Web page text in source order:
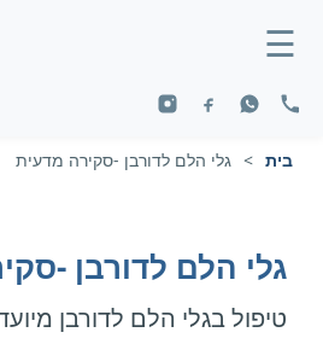
☰
בית > גלי הלם לדורבן -סקירה מדעית
גלי הלם לדורבן -
טיפול בגלי הלם לדורבן